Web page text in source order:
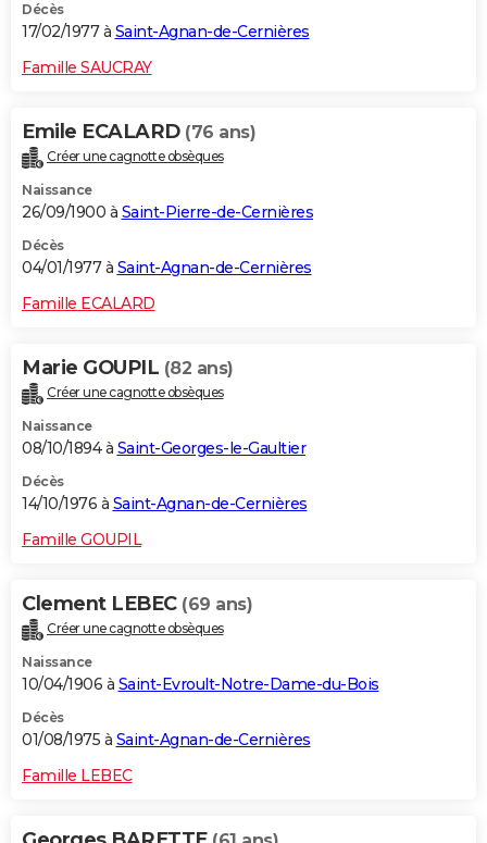
Décès
17/02/1977 à Saint-Agnan-de-Cernières
Famille SAUCRAY
Emile ECALARD (76 ans)
Créer une cagnotte obsèques
Naissance
26/09/1900 à Saint-Pierre-de-Cernières
Décès
04/01/1977 à Saint-Agnan-de-Cernières
Famille ECALARD
Marie GOUPIL (82 ans)
Créer une cagnotte obsèques
Naissance
08/10/1894 à Saint-Georges-le-Gaultier
Décès
14/10/1976 à Saint-Agnan-de-Cernières
Famille GOUPIL
Clement LEBEC (69 ans)
Créer une cagnotte obsèques
Naissance
10/04/1906 à Saint-Evroult-Notre-Dame-du-Bois
Décès
01/08/1975 à Saint-Agnan-de-Cernières
Famille LEBEC